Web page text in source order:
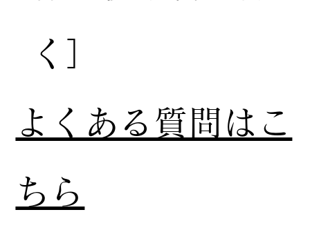
く］
​よくある質問はこ
ちら